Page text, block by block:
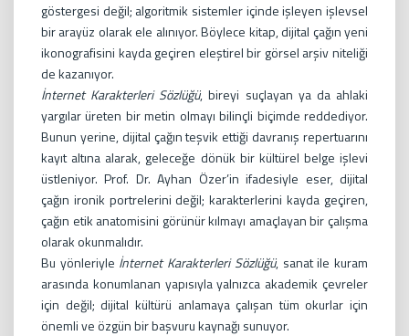
göstergesi değil; algoritmik sistemler içinde işleyen işlevsel
bir arayüz olarak ele alınıyor. Böylece kitap, dijital çağın yeni
ikonografisini kayda geçiren eleştirel bir görsel arşiv niteliği
de kazanıyor.
İnternet Karakterleri Sözlüğü, bireyi suçlayan ya da ahlaki
yargılar üreten bir metin olmayı bilinçli biçimde reddediyor.
Bunun yerine, dijital çağın teşvik ettiği davranış repertuarını
kayıt altına alarak, geleceğe dönük bir kültürel belge işlevi
üstleniyor. Prof. Dr. Ayhan Özer’in ifadesiyle eser, dijital
çağın ironik portrelerini değil; karakterlerini kayda geçiren,
çağın etik anatomisini görünür kılmayı amaçlayan bir çalışma
olarak okunmalıdır.
Bu yönleriyle İnternet Karakterleri Sözlüğü, sanat ile kuram
arasında konumlanan yapısıyla yalnızca akademik çevreler
için değil; dijital kültürü anlamaya çalışan tüm okurlar için
önemli ve özgün bir başvuru kaynağı sunuyor.